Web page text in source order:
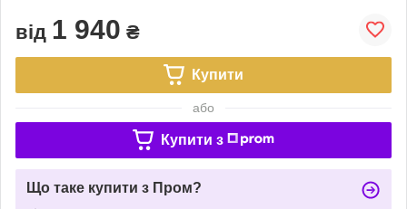
від 1 940 ₴
Купити
або
Купити з
Що таке купити з Пром?